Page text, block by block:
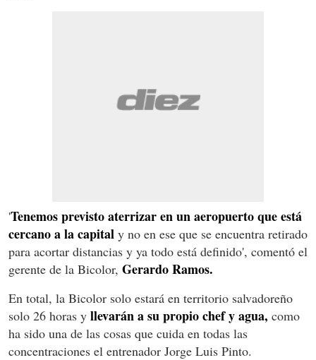
'Tenemos previsto aterrizar en un aeropuerto que está
cercano a la capital y no en ese que se encuentra retirado
para acortar distancias y ya todo está definido', comentó el
gerente de la Bicolor, Gerardo Ramos.
En total, la Bicolor solo estará en territorio salvadoreño
solo 26 horas y llevarán a su propio chef y agua, como
ha sido una de las cosas que cuida en todas las
concentraciones el entrenador Jorge Luis Pinto.